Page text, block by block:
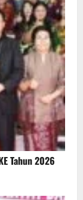
Tahun 2026